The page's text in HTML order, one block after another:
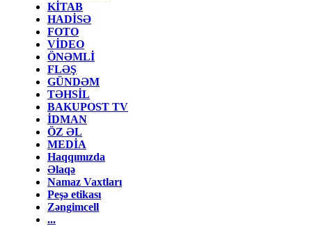
KİTAB
HADİSƏ
FOTO
VİDEO
ÖNƏMLİ
FLƏŞ
GÜNDƏM
TƏHSİL
BAKUPOST TV
İDMAN
ÖZ ƏL
MEDİA
Haqqımızda
Əlaqə
Namaz Vaxtları
Peşə etikası
Zəngimcell
...